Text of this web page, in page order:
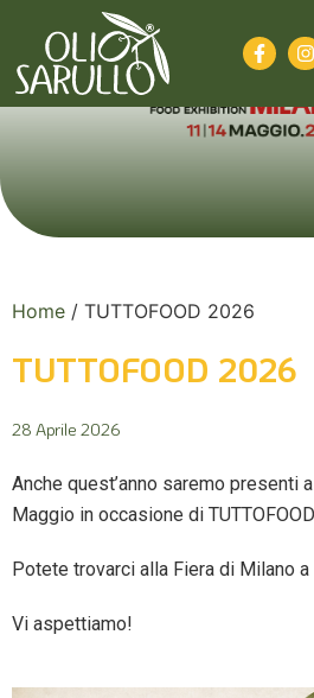
Home / TUTTOFOOD 2026
TUTTOFOOD 2026
28 Aprile 2026
Anche quest’anno saremo presenti
Maggio in occasione di
Potete trovarci alla Fiera di Milano a
Vi aspettiamo!